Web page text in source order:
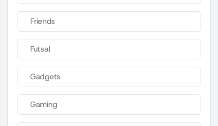
Friends
Futsal
Gadgets
Gaming